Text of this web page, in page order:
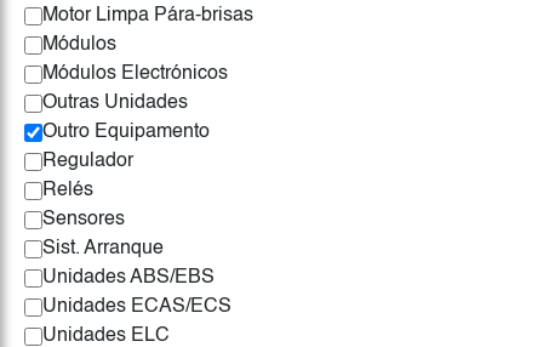
Motor Limpa Pára-brisas
Módulos
Módulos Electrónicos
Outras Unidades
Outro Equipamento
Regulador
Relés
Sensores
Sist. Arranque
Unidades ABS/EBS
Unidades ECAS/ECS
Unidades ELC